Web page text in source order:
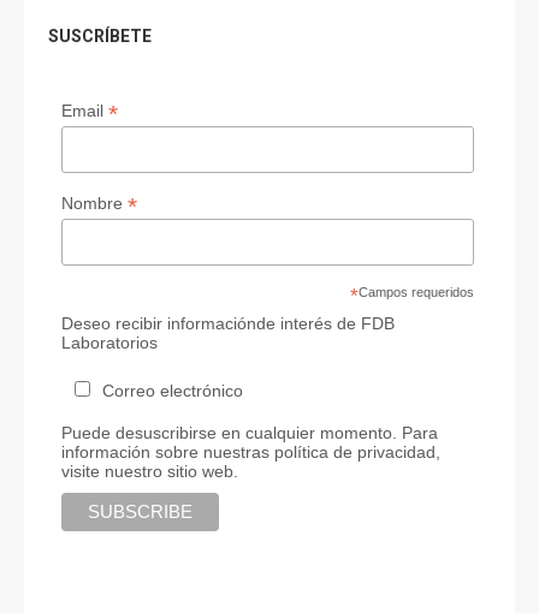
SUSCRÍBETE
Email*
Nombre*
*Campos requeridos
Deseo recibir informaciónde interés de FDB
Laboratorios
Correo electrónico
Puede desuscribirse en cualquier momento. Para
información sobre nuestras política de privacidad,
visite nuestro sitio web.